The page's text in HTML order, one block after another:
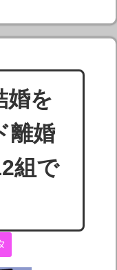
婚を
離婚
組で